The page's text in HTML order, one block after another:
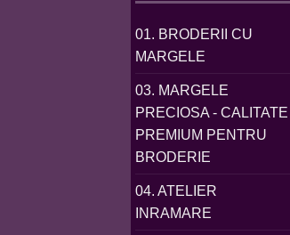
01. BRODERII CU
MARGELE
03. MARGELE
PRECIOSA - CALITATE
PREMIUM PENTRU
BRODERIE
04. ATELIER
INRAMARE